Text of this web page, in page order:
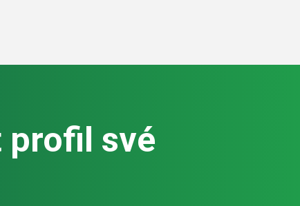
profil své